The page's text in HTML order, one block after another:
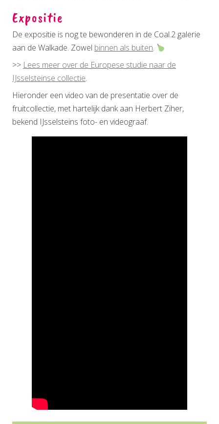
Expositie
De expositie is nog te bewonderen in de Coal.2 galerie
aan de Walkade. Zowel binnen als buiten.
>> Lees meer over de Europese studie naar de
IJsselsteinse collectie.
Hieronder een video van de presentatie over de
fruitcollectie, met hartelijk dank aan Herbert Ziher,
bekend IJsselsteins foto- en videograaf.